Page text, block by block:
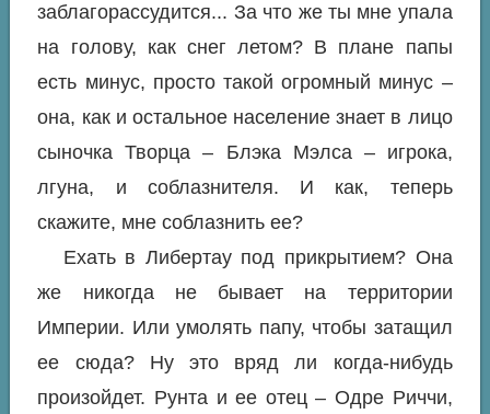
заблагорассудится... За что же ты мне упала
на голову, как снег летом? В плане папы
есть минус, просто такой огромный минус –
она, как и остальное население знает в лицо
сыночка Творца – Блэка Мэлса – игрока,
лгуна, и соблазнителя. И как, теперь
скажите, мне соблазнить ее?
Ехать в Либертау под прикрытием? Она
же никогда не бывает на территории
Империи. Или умолять папу, чтобы затащил
ее сюда? Ну это вряд ли когда-нибудь
произойдет. Рунта и ее отец – Одре Риччи,